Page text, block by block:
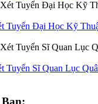
Tuyển Đại Học Kỹ
Tuyển Sĩ Quan Lục